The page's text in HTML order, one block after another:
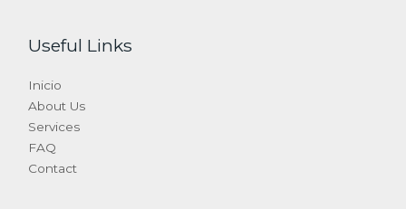
Useful Links
Inicio
About Us
Services
FAQ
Contact